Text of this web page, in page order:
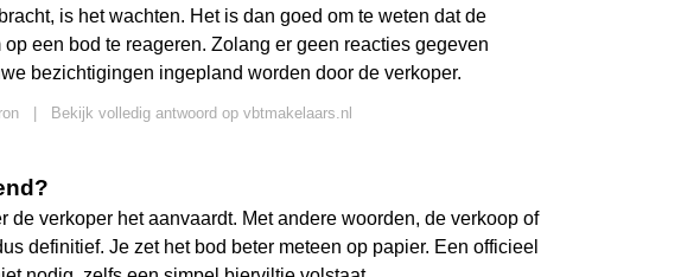
is het wachten. Het is dan goed om te weten dat de
een bod te reageren. Zolang er geen reacties gegeven
bezichtigingen ingepland worden door de verkoper.
Bekijk volledig antwoord op vbtmakelaars.nl
de verkoper het aanvaardt. Met andere woorden, de verkoop of
definitief. Je zet het bod beter meteen op papier. Een officieel